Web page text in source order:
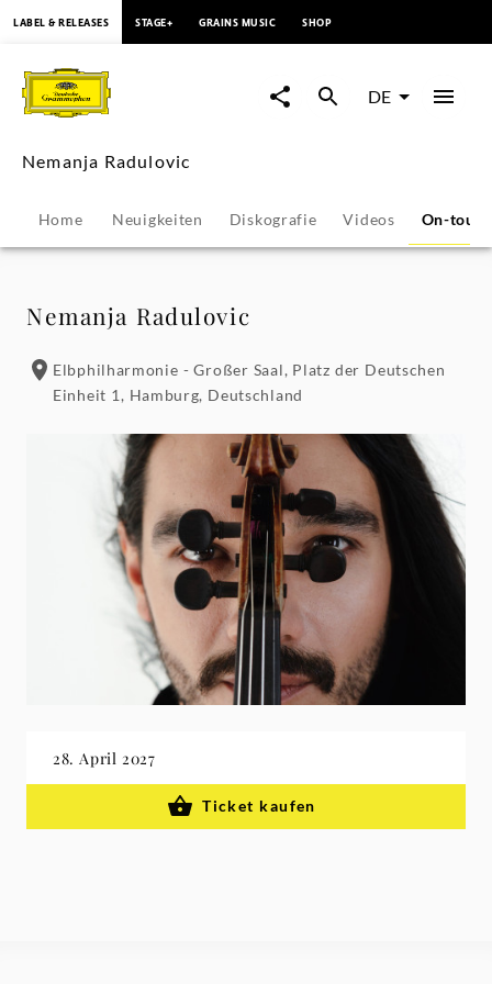
Nemanja
Radulovic
Konzerte
&
Veranstaltungen
Grammophon
LABEL & RELEASES STAGE+ GRAINS MUSIC SHOP
DE
Nemanja Radulovic
Home Neuigkeiten Diskografie Videos On-tour
Nemanja Radulovic
Elbphilharmonie - Großer Saal, Platz der Deutschen
Einheit 1, Hamburg, Deutschland
28. April 2027
Ticket kaufen